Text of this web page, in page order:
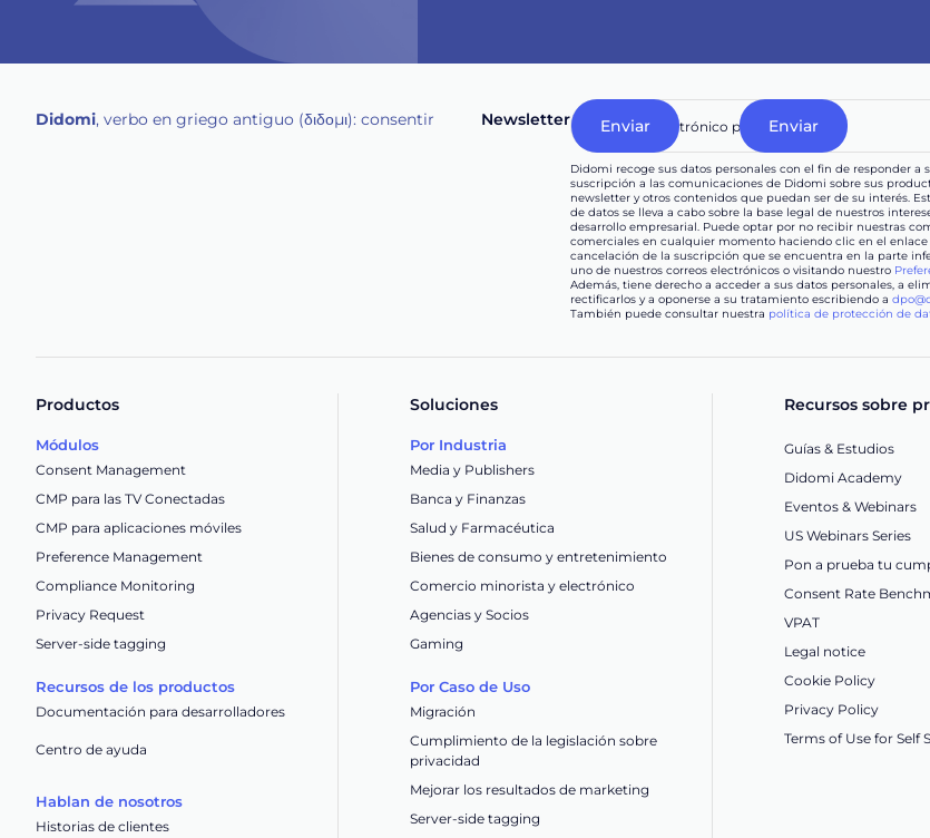
Didomi, verbo en griego antiguo (διδομι): consentir Newsletter
Didomi recoge sus datos personales con el fin de responder a
suscripción a las comunicaciones de Didomi sobre sus
newsletter y otros contenidos que puedan ser de su interés.
de datos se lleva a cabo sobre la base legal de nuestros
desarrollo empresarial. Puede optar por no recibir nuestras
comerciales en cualquier momento haciendo clic en el enlace
cancelación de la suscripción que se encuentra en la parte
uno de nuestros correos electrónicos o visitando nuestro
Además, tiene derecho a acceder a sus datos personales, a
rectificarlos y a oponerse a su tratamiento escribiendo a
También puede consultar nuestra política de protección de
Productos
Módulos
Consent Management
CMP para las TV Conectadas
CMP para aplicaciones móviles
Preference Management
Compliance Monitoring
Privacy Request
Server-side tagging
Recursos de los productos
Documentación para desarrolladores
Centro de ayuda
Hablan de nosotros
Historias de clientes
Soluciones
Por Industria
Media y Publishers
Banca y Finanzas
Salud y Farmacéutica
Bienes de consumo y entretenimiento
Comercio minorista y electrónico
Agencias y Socios
Gaming
Por Caso de Uso
Migración
Cumplimiento de la legislación sobre
privacidad
Mejorar los resultados de marketing
Server-side tagging
Recursos sobre
Guías & Estudios
Didomi Academy
Eventos & Webinars
US Webinars Series
Pon a prueba tu
Consent Rate
VPAT
Legal notice
Cookie Policy
Privacy Policy
Terms of Use for Self